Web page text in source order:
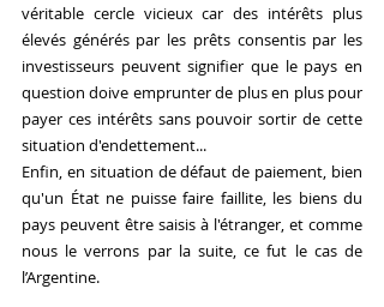
véritable cercle vicieux car des intérêts plus
élevés générés par les prêts consentis par les
investisseurs peuvent signifier que le pays en
question doive emprunter de plus en plus pour
payer ces intérêts sans pouvoir sortir de cette
situation d'endettement...
Enfin, en situation de défaut de paiement, bien
qu'un État ne puisse faire faillite, les biens du
pays peuvent être saisis à l'étranger, et comme
nous le verrons par la suite, ce fut le cas de
l’Argentine.